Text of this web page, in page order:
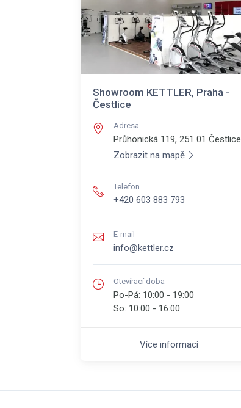
Showroom KETTLER, Praha -
Čestlice
Adresa
Průhonická 119, 251 01 Čestlice
Zobrazit na mapě
Telefon
+420 603 883 793
E-mail
info@kettler.cz
Otevírací doba
Po-Pá: 10:00 - 19:00
So: 10:00 - 16:00
Více informací